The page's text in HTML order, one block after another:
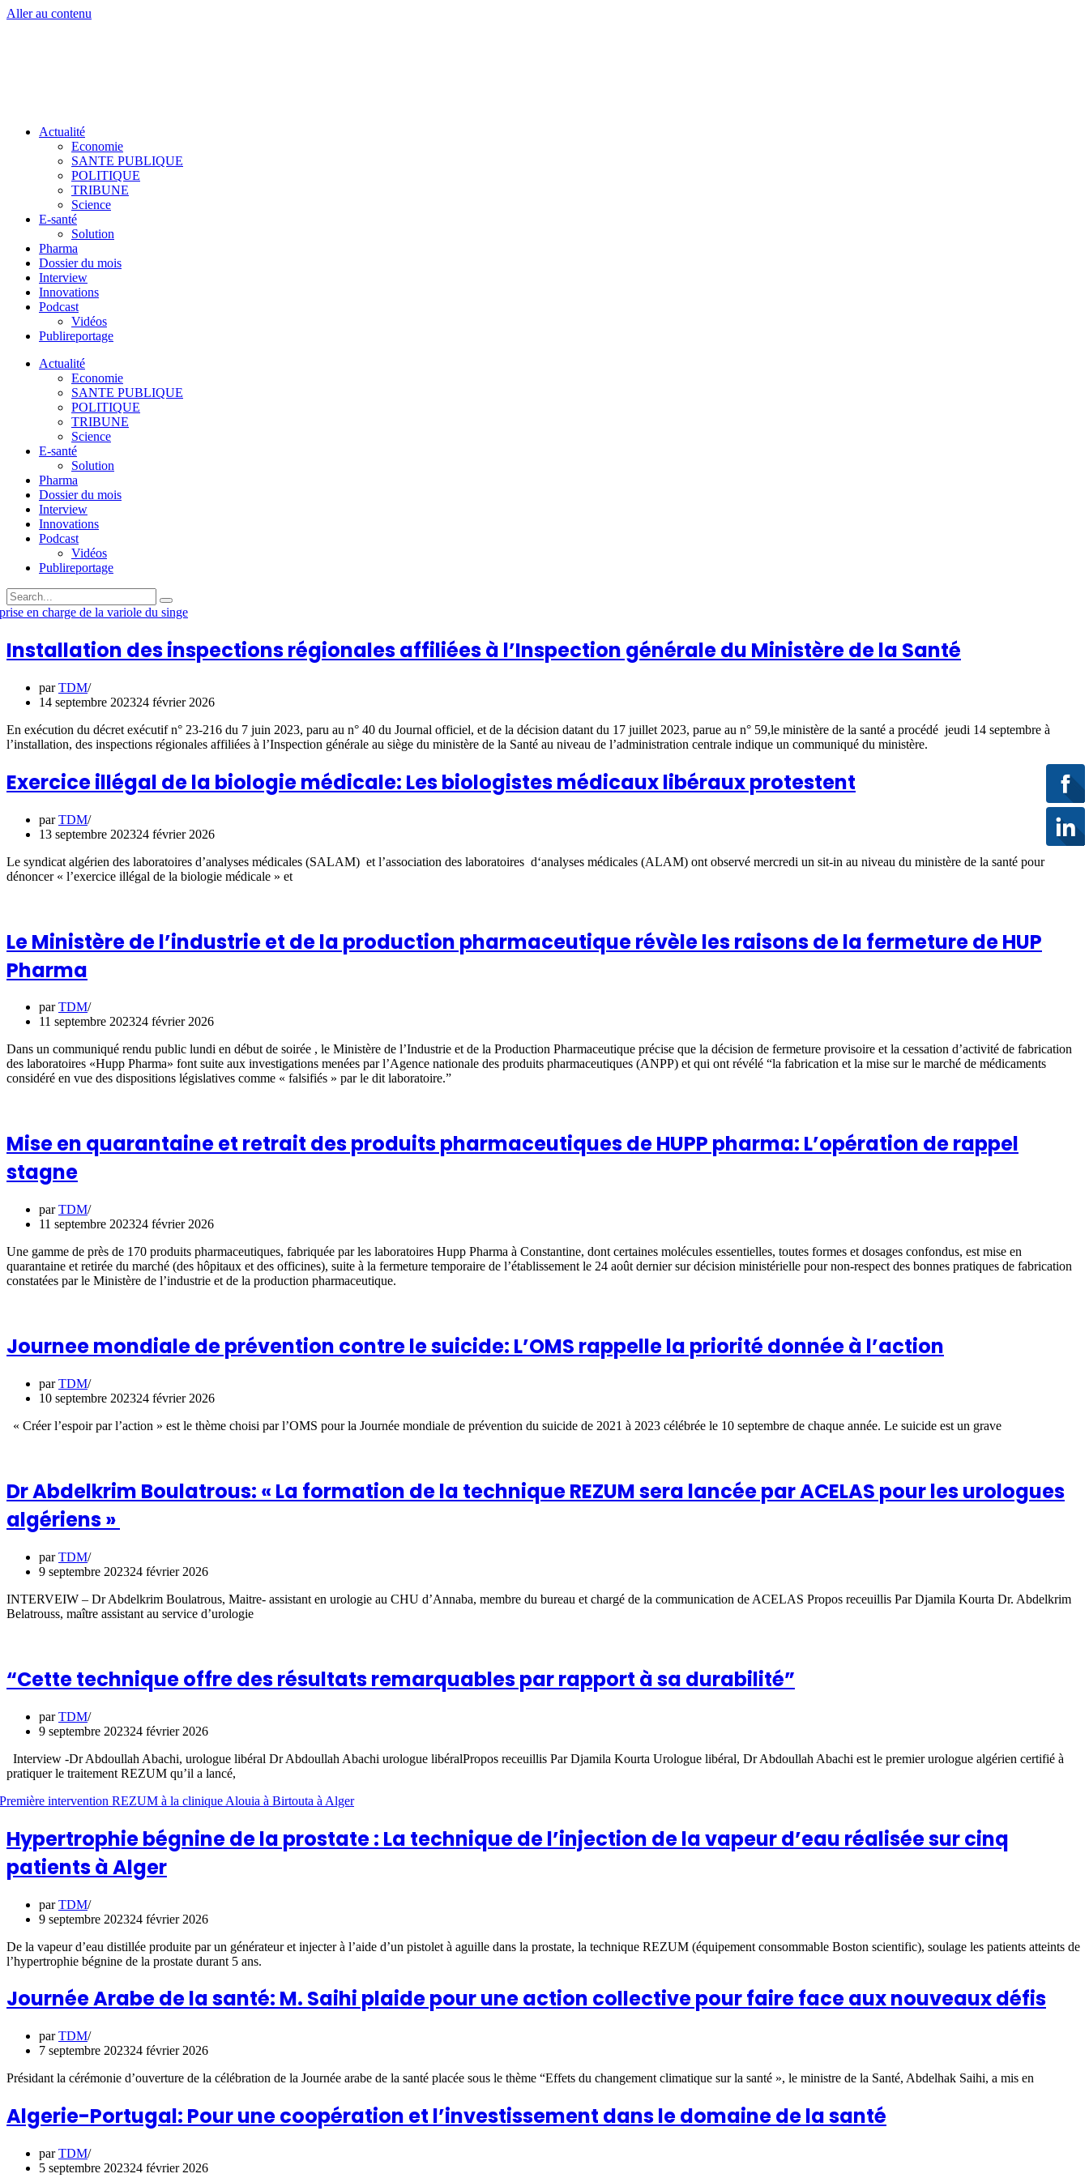
Aller au contenu
Actualité
Economie
SANTE PUBLIQUE
POLITIQUE
TRIBUNE
Science
E-santé
Solution
Pharma
Dossier du mois
Interview
Innovations
Podcast
Vidéos
Publireportage
Actualité
Economie
SANTE PUBLIQUE
POLITIQUE
TRIBUNE
Science
E-santé
Solution
Pharma
Dossier du mois
Interview
Innovations
Podcast
Vidéos
Publireportage
Installation des inspections régionales affiliées à l’Inspection générale du Ministère de la Santé
parTDM
14 septembre 202324 février 2026
En exécution du décret exécutif n° 23-216 du 7 juin 2023, paru au n° 40 du Journal officiel, et de la décision datant du 17 juillet 2023, parue au n° 59,le ministère de la santé a procédé jeudi 14 septembre à
l’installation, des inspections régionales affiliées à l’Inspection générale au siège du ministère de la Santé au niveau de l’administration centrale indique un communiqué du ministère.
Exercice illégal de la biologie médicale: Les biologistes médicaux libéraux protestent
parTDM
13 septembre 202324 février 2026
Le syndicat algérien des laboratoires d’analyses médicales (SALAM) et l’association des laboratoires d‘analyses médicales (ALAM) ont observé mercredi un sit-in au niveau du ministère de la santé pour
dénoncer « l’exercice illégal de la biologie médicale » et
Le Ministère de l’industrie et de la production pharmaceutique révèle les raisons de la fermeture de HUP
Pharma
parTDM
11 septembre 202324 février 2026
Dans un communiqué rendu public lundi en début de soirée , le Ministère de l’Industrie et de la Production Pharmaceutique précise que la décision de fermeture provisoire et la cessation d’activité de fabrication
des laboratoires «Hupp Pharma» font suite aux investigations menées par l’Agence nationale des produits pharmaceutiques (ANPP) et qui ont révélé “la fabrication et la mise sur le marché de médicaments
considéré en vue des dispositions législatives comme « falsifiés » par le dit laboratoire.”
Mise en quarantaine et retrait des produits pharmaceutiques de HUPP pharma: L’opération de rappel
stagne
parTDM
11 septembre 202324 février 2026
Une gamme de près de 170 produits pharmaceutiques, fabriquée par les laboratoires Hupp Pharma à Constantine, dont certaines molécules essentielles, toutes formes et dosages confondus, est mise en
quarantaine et retirée du marché (des hôpitaux et des officines), suite à la fermeture temporaire de l’établissement le 24 août dernier sur décision ministérielle pour non-respect des bonnes pratiques de fabrication
constatées par le Ministère de l’industrie et de la production pharmaceutique.
Journee mondiale de prévention contre le suicide: L’OMS rappelle la priorité donnée à l’action
parTDM
10 septembre 202324 février 2026
« Créer l’espoir par l’action » est le thème choisi par l’OMS pour la Journée mondiale de prévention du suicide de 2021 à 2023 célébrée le 10 septembre de chaque année. Le suicide est un grave
Dr Abdelkrim Boulatrous: « La formation de la technique REZUM sera lancée par ACELAS pour les urologues
algériens »
parTDM
9 septembre 202324 février 2026
INTERVEIW – Dr Abdelkrim Boulatrous, Maitre- assistant en urologie au CHU d’Annaba, membre du bureau et chargé de la communication de ACELAS Propos receuillis Par Djamila Kourta Dr. Abdelkrim
Belatrouss, maître assistant au service d’urologie
“Cette technique offre des résultats remarquables par rapport à sa durabilité”
parTDM
9 septembre 202324 février 2026
Interview -Dr Abdoullah Abachi, urologue libéral Dr Abdoullah Abachi urologue libéralPropos receuillis Par Djamila Kourta Urologue libéral, Dr Abdoullah Abachi est le premier urologue algérien certifié à
pratiquer le traitement REZUM qu’il a lancé,
Hypertrophie bégnine de la prostate : La technique de l’injection de la vapeur d’eau réalisée sur cinq
patients à Alger
parTDM
9 septembre 202324 février 2026
De la vapeur d’eau distillée produite par un générateur et injecter à l’aide d’un pistolet à aguille dans la prostate, la technique REZUM (équipement consommable Boston scientific), soulage les patients atteints de
l’hypertrophie bégnine de la prostate durant 5 ans.
Journée Arabe de la santé: M. Saihi plaide pour une action collective pour faire face aux nouveaux défis
parTDM
7 septembre 202324 février 2026
Présidant la cérémonie d’ouverture de la célébration de la Journée arabe de la santé placée sous le thème “Effets du changement climatique sur la santé », le ministre de la Santé, Abdelhak Saihi, a mis en
Algerie-Portugal: Pour une coopération et l’investissement dans le domaine de la santé
parTDM
5 septembre 202324 février 2026